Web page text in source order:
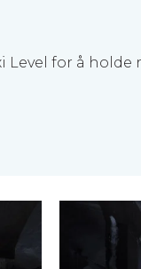
Level for å holde